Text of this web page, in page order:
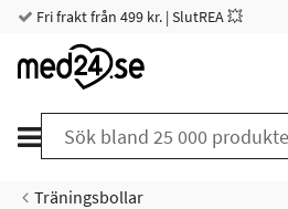
Fri frakt från 499 kr. | SlutREA 💥
Träningsbollar